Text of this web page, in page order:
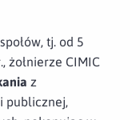
tj. od 5
żołnierze CIMIC
z
publicznej,